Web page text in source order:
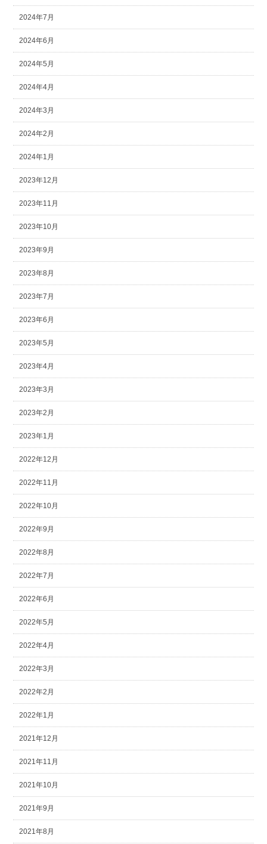
2024年7月
2024年6月
2024年5月
2024年4月
2024年3月
2024年2月
2024年1月
2023年12月
2023年11月
2023年10月
2023年9月
2023年8月
2023年7月
2023年6月
2023年5月
2023年4月
2023年3月
2023年2月
2023年1月
2022年12月
2022年11月
2022年10月
2022年9月
2022年8月
2022年7月
2022年6月
2022年5月
2022年4月
2022年3月
2022年2月
2022年1月
2021年12月
2021年11月
2021年10月
2021年9月
2021年8月